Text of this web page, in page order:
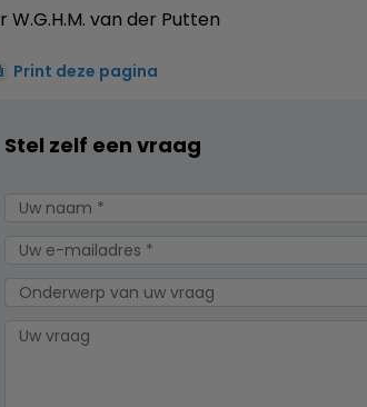
W.G.H.M. van der Putten
Print deze pagina
Stel zelf een vraag